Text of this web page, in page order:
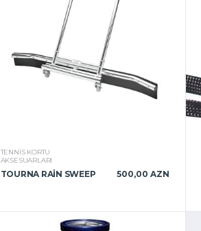
TENNIS KORTU
AKSESUARLARI
TOURNA RAIN SWEEP 500,00 AZN